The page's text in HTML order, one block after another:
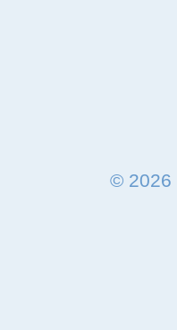
© 2026